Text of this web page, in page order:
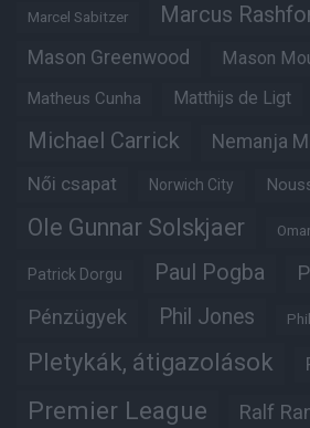
Marcel Sabitzer Marcus
Mason Greenwood Mason
Matheus Cunha Matthijs de Ligt
Michael Carrick Nemanja
Női csapat Norwich City
Ole Gunnar Solskjaer
Patrick Dorgu Paul Pogba
Pénzügyek Phil Jones
Pletykák, átigazolások
Premier League Ralf